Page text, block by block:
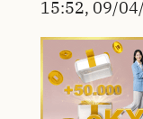
15:52, 09/